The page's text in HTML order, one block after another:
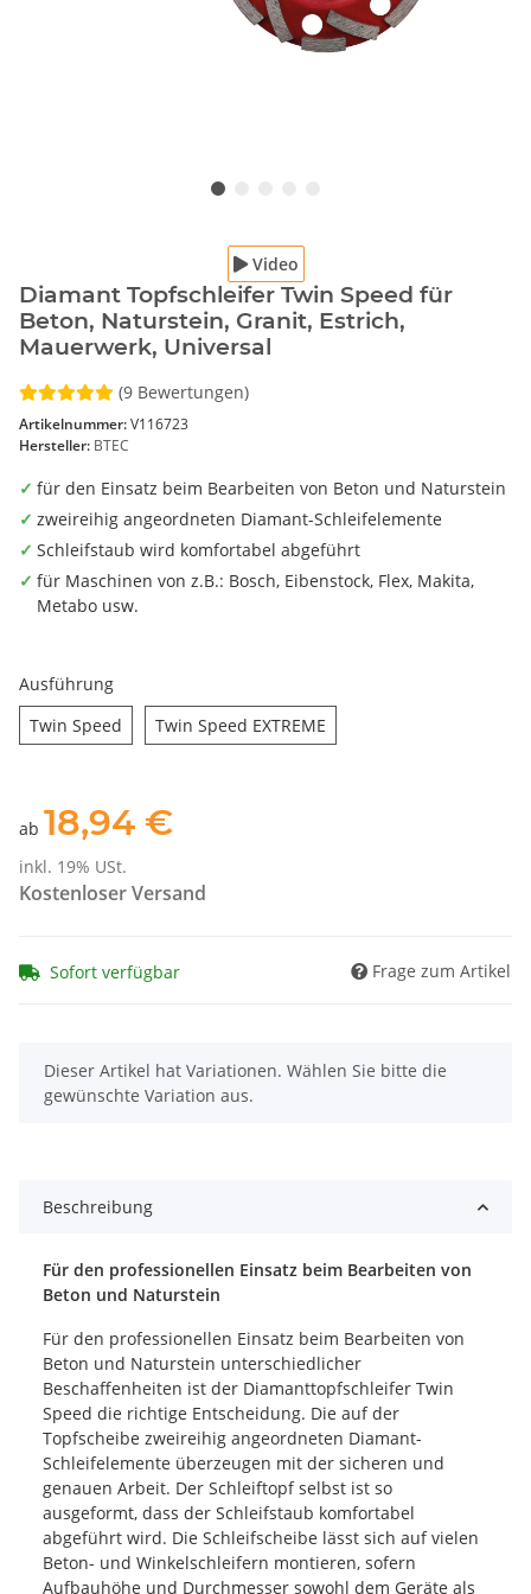
Video
Diamant Topfschleifer Twin Speed für
Beton, Naturstein, Granit, Estrich,
Mauerwerk, Universal
(9 Bewertungen)
Artikelnummer:V116723
Hersteller: BTEC
für den Einsatz beim Bearbeiten von Beton und Naturstein
zweireihig angeordneten Diamant-Schleifelemente
Schleifstaub wird komfortabel abgeführt
für Maschinen von z.B.: Bosch, Eibenstock, Flex, Makita,
Metabo usw.
Ausführung
Twin Speed Twin Speed
Twin Speed EXTREME
ab 18,94 €
inkl. 19% USt.
Kostenloser Versand
Sofort verfügbar Frage zum Artikel
x
Dieser Artikel hat Variationen. Wählen Sie bitte die
gewünschte Variation aus.
Beschreibung
Für den professionellen Einsatz beim Bearbeiten von
Beton und Naturstein
Für den professionellen Einsatz beim Bearbeiten von
Beton und Naturstein unterschiedlicher
Beschaffenheiten ist der Diamanttopfschleifer Twin
Speed die richtige Entscheidung. Die auf der
Topfscheibe zweireihig angeordneten Diamant-
Schleifelemente überzeugen mit der sicheren und
genauen Arbeit. Der Schleiftopf selbst ist so
ausgeformt, dass der Schleifstaub komfortabel
abgeführt wird. Die Schleifscheibe lässt sich auf vielen
Beton- und Winkelschleifern montieren, sofern
Aufbauhöhe und Durchmesser sowohl dem Geräte als